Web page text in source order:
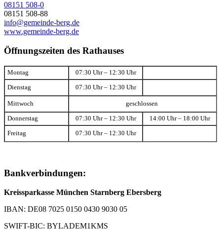
08151 508-0
08151 508-88
info@gemeinde-berg.de
www.gemeinde-berg.de
Öffnungszeiten des Rathauses
Montag 07:30 Uhr – 12:30 Uhr
Dienstag 07:30 Uhr – 12:30 Uhr
Mittwoch geschlossen
Donnerstag 07:30 Uhr – 12:30 Uhr 14:00 Uhr – 18:00 Uhr
Freitag 07:30 Uhr – 12:30 Uhr
Bankverbindungen:
Kreissparkasse München Starnberg Ebersberg
IBAN: DE08 7025 0150 0430 9030 05
SWIFT-BIC: BYLADEM1KMS